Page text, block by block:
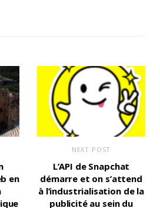
en
NEXT POST
L’API de Snapchat
démarre et on s’attend
à l’industrialisation de la
publicité au sein du